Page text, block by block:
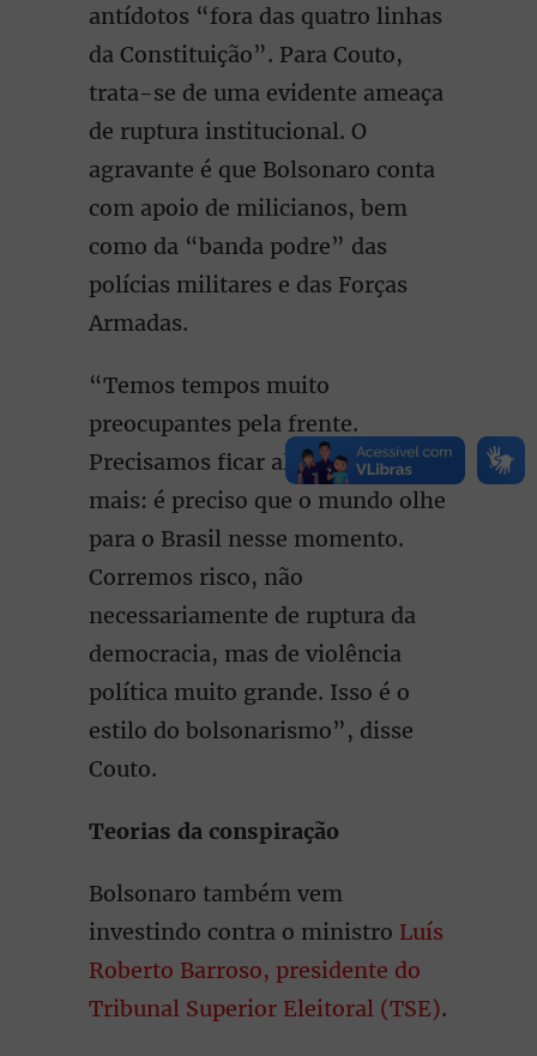
antídotos “fora das quatro linhas
da Constituição”. Para Couto,
trata-se de uma evidente ameaça
de ruptura institucional. O
agravante é que Bolsonaro conta
com apoio de milicianos, bem
como da “banda podre” das
polícias militares e das Forças
Armadas.
“Temos tempos muito
preocupantes pela frente.
Precisamos ficar alertas. Diria
mais: é preciso que o mundo olhe
para o Brasil nesse momento.
Corremos risco, não
necessariamente de ruptura da
democracia, mas de violência
política muito grande. Isso é o
estilo do bolsonarismo”, disse
Couto.
Teorias da conspiração
Bolsonaro também vem
investindo contra o ministro Luís
Roberto Barroso, presidente do
Tribunal Superior Eleitoral (TSE).